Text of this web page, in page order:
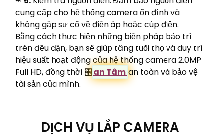
cung cấp cho hệ thống camera ổn định và
không gặp sự cố về điện áp hoặc cúp điện.
Bằng cách thực hiện những biện pháp bảo trì
trên đều đặn, bạn sẽ giúp tăng tuổi thọ và duy trì
hiệu suất hoạt động của hệ thống camera 2.0MP
Full HD, đồng thời 🎛an Tâm an toàn và bảo vệ
tài sản của mình.
DỊCH VỤ LẮP CAMERA